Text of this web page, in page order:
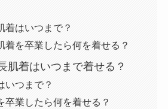
着はいつまで？
着を卒業したら何を着せる？
肌着はいつまで着せる？
いつまで？
卒業したら何を着せる？